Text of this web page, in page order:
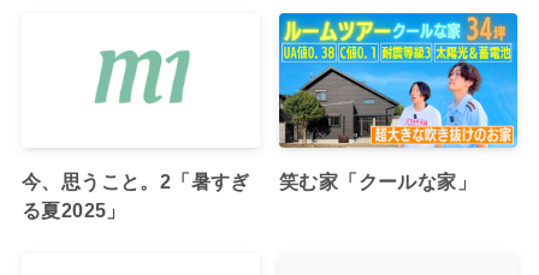
今、思うこと。2「暑すぎ
る夏2025」
笑む家「クールな家」